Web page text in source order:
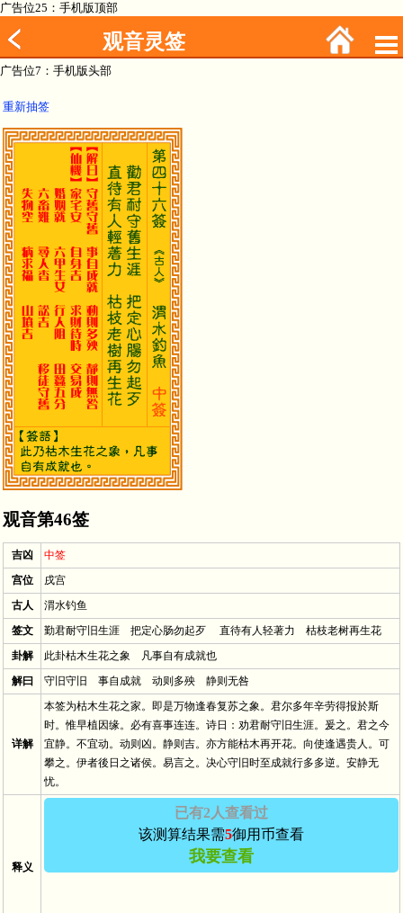
广告位25：手机版顶部
观音灵签
广告位7：手机版头部
重新抽签
观音第46签
吉凶
中签
宫位
戌宫
古人
渭水钓鱼
签文
勤君耐守旧生涯 把定心肠勿起歹 直待有人轻著力 枯枝老树再生花
卦解
此卦枯木生花之象 凡事自有成就也
解曰
守旧守旧 事自成就 动则多殃 静则无咎
详解
本签为枯木生花之家。即是万物逢春复苏之象。君尔多年辛劳得报於斯
时。惟早植因缘。必有喜事连连。诗日：劝君耐守旧生涯。爰之。君之今
宜静。不宜动。动则凶。静则吉。亦方能枯木再开花。向使逢遇贵人。可
攀之。伊者後日之诸侯。易言之。决心守旧时至成就行多多逆。安静无
忧。
释义
已有2人查看过
该测算结果需5御用币查看
我要查看